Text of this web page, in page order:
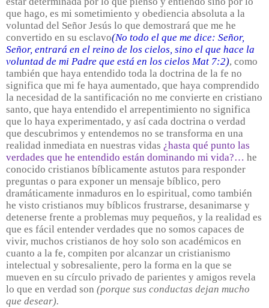
que hago, es mi sometimiento y obediencia absoluta a la
voluntad del Señor Jesús lo que demostrará que me he
convertido en su esclavo(No todo el que me dice: Señor,
Señor, entrará en el reino de los cielos, sino el que hace la
voluntad de mi Padre que está en los cielos Mat 7:2), como
también que haya entendido toda la doctrina de la fe no
significa que mi fe haya aumentado, que haya comprendido
la necesidad de la santificación no me convierte en cristiano
santo, que haya entendido el arrepentimiento no significa
que lo haya experimentado, y así cada doctrina o verdad
que descubrimos y entendemos no se transforma en una
realidad inmediata en nuestras vidas ¿hasta qué punto las
verdades que he entendido están dominando mi vida?… he
conocido cristianos bíblicamente astutos para responder
preguntas o para exponer un mensaje bíblico, pero
dramáticamente inmaduros en lo espiritual, como también
he visto cristianos muy bíblicos frustrarse, desanimarse y
detenerse frente a problemas muy pequeños, y la realidad es
que es fácil entender verdades que no somos capaces de
vivir, muchos cristianos de hoy solo son académicos en
cuanto a la fe, compiten por alcanzar un cristianismo
intelectual y sobresaliente, pero la forma en la que se
mueven en su círculo privado de parientes y amigos revela
lo que en verdad son (porque sus conductas dejan mucho
que desear).